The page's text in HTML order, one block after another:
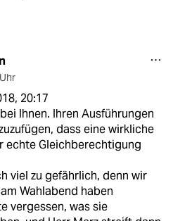
20:17
Ihnen. Ihren Ausführungen
dass eine wirkliche
echte Gleichberechtigung
viel zu gefährlich, denn wir
Wahlabend haben
vergessen, was sie